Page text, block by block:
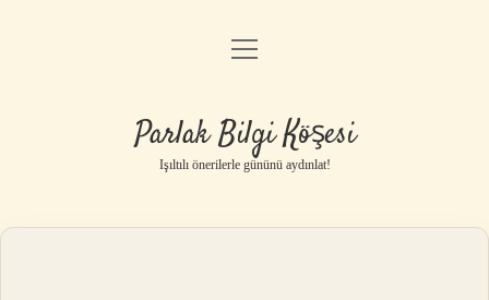
Anasayfa
Yasal Uyarı
menüyü
Parlak Bilgi Köşesi
Işıltılı önerilerle gününü aydınlat!